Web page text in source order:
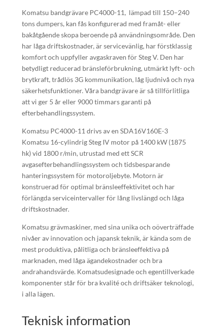
Komatsu bandgrävare PC4000-11, lämpad till 150–240
tons dumpers, kan fås konfigurerad med framåt- eller
bakåtgående skopa beroende på användningsområde. Den
har låga driftskostnader, är servicevänlig, har förstklassig
komfort och uppfyller avgaskraven för Steg V. Den har
betydligt reducerad bränsleförbrukning, utmärkt lyft- och
brytkraft, trådlös 3G kommunikation, låg ljudnivå och nya
säkerhetsfunktioner. Våra bandgrävare är så tillförlitliga
att vi ger 5 år eller 9000 timmars garanti på
efterbehandlingssystem.
Komatsu PC4000-11 drivs av en SDA16V160E-3
Komatsu 16-cylindrig Steg IV motor på 1400 kW (1875
hk) vid 1800 r/min, utrustad med ett SCR
avgasefterbehandlingssystem och tidsbesparande
hanteringssystem för motoroljebyte. Motorn är
konstruerad för optimal bränsleeffektivitet och har
förlängda serviceintervaller för lång livslängd och låga
driftskostnader.
Komatsu grävmaskiner, med sina unika och oöverträffade
nivåer av innovation och japansk teknik, är kända som de
mest produktiva, pålitliga och bränsleeffektiva på
marknaden, med låga ägandekostnader och bra
andrahandsvärde. Komatsudesignade och egentillverkade
komponenter står för bra kvalité och driftsäker teknologi,
i alla lägen.
Teknisk information